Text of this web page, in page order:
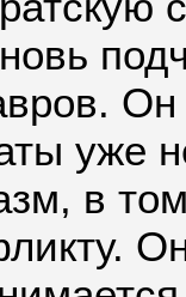
Он
уже
в